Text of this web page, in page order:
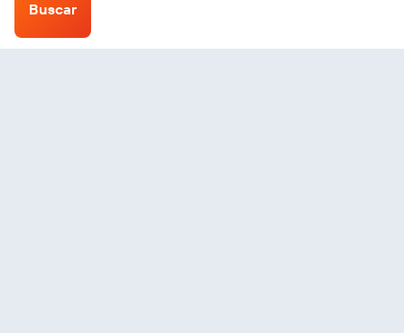
Buscar